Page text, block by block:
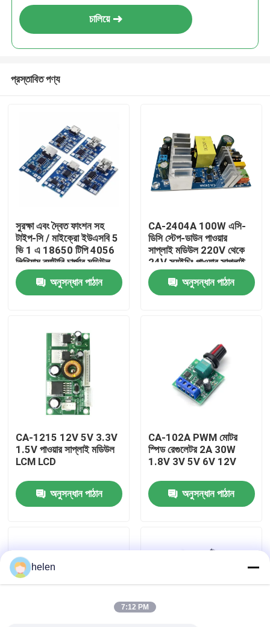
আমাদের সম্পর্কে
কারখানা পরিদর্শন
আমাদের সাথে যোগাযোগ করুন
খবর
ব্লগ
চালিয়ে
প্রস্তাবিত পণ্য
সুরক্ষা এবং দ্বৈত ফাংশন সহ
টাইপ-সি / মাইক্রো ইউএসবি 5
ভি 1 এ 18650 টিপি 4056
লিথিয়াম ব্যাটারি চার্জার মডিউল
অনুসন্ধান পাঠান
CA-2404A 100W এসি-
ডিসি স্টেপ-ডাউন পাওয়ার
সাপ্লাই মডিউল 220V থেকে
24V স্যুইচিং পাওয়ার সাপ্লাই
অনুসন্ধান পাঠান
CA-1215 12V 5V 3.3V
1.5V পাওয়ার সাপ্লাই মডিউল
LCM LCD
অনুসন্ধান পাঠান
CA-102A PWM মোটর
স্পিড রেগুলেটর 2A 30W
1.8V 3V 5V 6V 12V
অনুসন্ধান পাঠান
helen
7:12 PM